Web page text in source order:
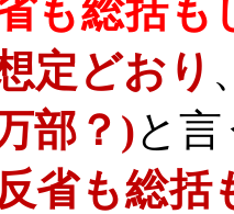
も総括も
定どおり
部？ )と言
省も総括